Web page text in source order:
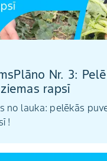
Nr. 3:
rapsī
puves kontrole
!